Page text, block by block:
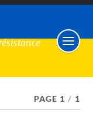
PAGE 1 / 1